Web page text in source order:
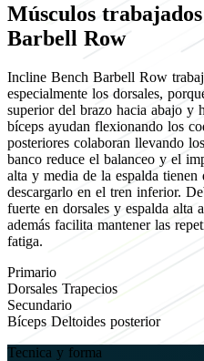
Músculos
Barbell Row
Incline Bench Barbell Row
especialmente los dorsales,
superior del brazo hacia abajo y
bíceps ayudan flexionando los
posteriores colaboran llevando
banco reduce el balanceo y el
alta y media de la espalda
descargarlo en el tren inferior.
fuerte en dorsales y espalda alta
además facilita mantener las
fatiga.
Primario
Dorsales Trapecios
Secundario
Bíceps Deltoides posterior
Tecnica y forma